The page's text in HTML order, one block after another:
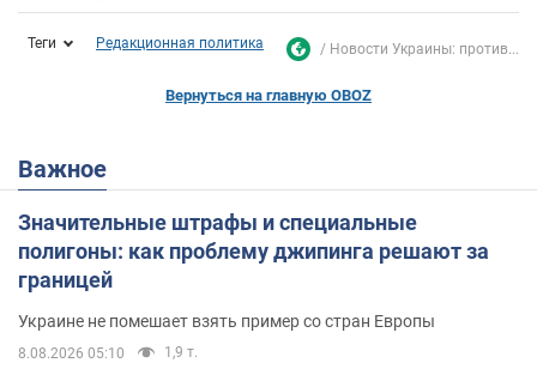
Теги Редакционная политика Новости Украины: против...
Вернуться на главную OBOZ
Важное
Значительные штрафы и специальные
полигоны: как проблему джипинга решают за
границей
Украине не помешает взять пример со стран Европы
8.08.2026 05:10 1,9 т.